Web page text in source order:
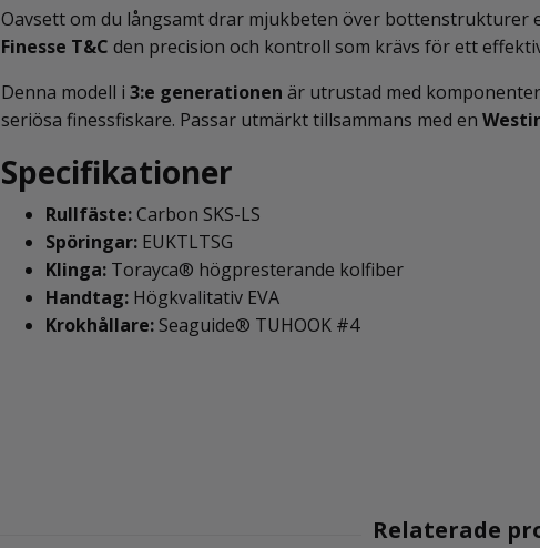
Oavsett om du långsamt drar mjukbeten över bottenstrukturer
Finesse T&C den precision och kontroll som krävs för ett
Denna modell i 3:e generationen är utrustad med
seriösa finessfiskare. Passar utmärkt tillsammans med en
Specifikationer
Rullfäste:Carbon SKS-LS
Spöringar: EUKTLTSG
Klinga: Torayca® högpresterande kolfiber
Handtag: Högkvalitativ EVA
Krokhållare: Seaguide® TUHOOK #4